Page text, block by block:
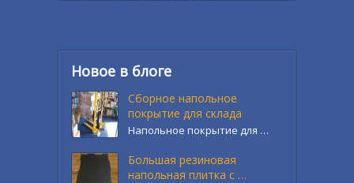
Новое в блоге
Сборное напольное
покрытие для склада
Напольное покрытие для …
Большая резиновая
напольная плитка с …